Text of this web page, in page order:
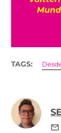
TAGS: